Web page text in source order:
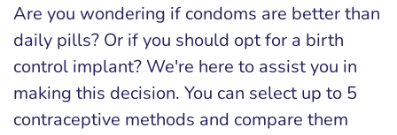
Are you wondering if condoms are better than
daily pills? Or if you should opt for a birth
control implant? We're here to assist you in
making this decision. You can select up to 5
contraceptive methods and compare them